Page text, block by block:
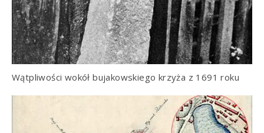
Wątpliwości wokół bujakowskiego krzyża z 1691 roku